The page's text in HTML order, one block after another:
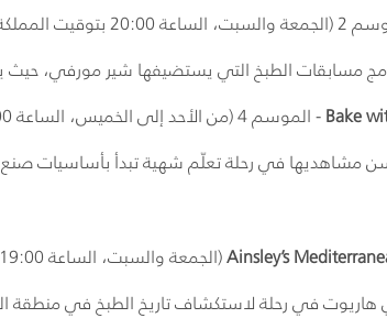
العربية السعودية، ابتداءً من 9 مايو)
مسابقات الطبخ التي يستضيفها شير مورفي، حيث
Bake- الموسم 4 (من الأحد إلى الخميس، الساعة 18:00 بتوقيت المملكة العربية السعودية، ابتداءً من 24 مايو)
مشاهديها في رحلة تعلّم شهية تبدأ بأساسيات
Ainsley’s(الجمعة والسبت، الساعة 19:00 بتوقيت المملكة العربية السعودية، ابتداءً من 29 مايو)
هاريوت في رحلة لاستكشاف تاريخ الطبخ في منطقة